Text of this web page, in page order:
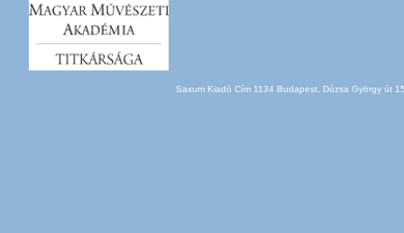
Saxum Kiadó Cím 1134 Budapest, Dózsa György út